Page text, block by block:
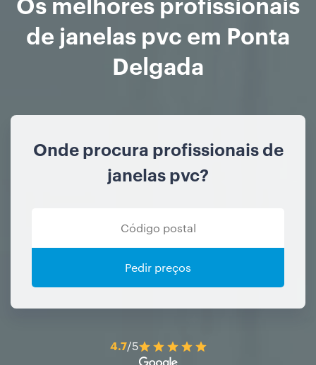
de janelas pvc em Ponta
Delgada
Onde procura profissionais de
janelas pvc?
Pedir preços
4.7/5